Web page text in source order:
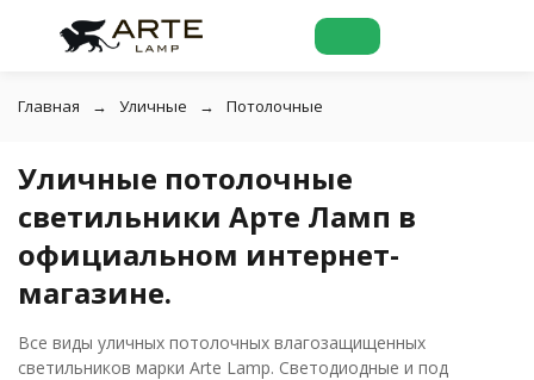
Главная Уличные Потолочные
Уличные потолочные
светильники Арте Ламп в
официальном интернет-
магазине.
Все виды уличных потолочных влагозащищенных
светильников марки Arte Lamp. Светодиодные и под